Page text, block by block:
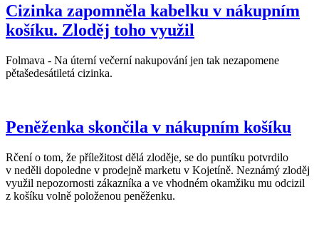
Cizinka zapomněla kabelku v nákupním
košíku. Zloděj toho využil
Folmava - Na úterní večerní nakupování jen tak nezapomene
pětašedesátiletá cizinka.
Peněženka skončila v nákupním košíku
Rčení o tom, že příležitost dělá zloděje, se do puntíku potvrdilo
v neděli dopoledne v prodejně marketu v Kojetíně. Neznámý zloděj
využil nepozornosti zákazníka a ve vhodném okamžiku mu odcizil
z košíku volně položenou peněženku.